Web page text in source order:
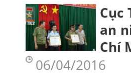
Cục
an
Chí
06/04/2016